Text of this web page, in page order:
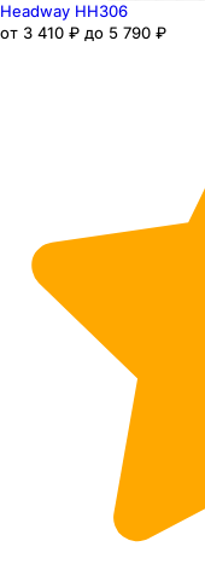
Headway HH306
от 3 410 ₽ до 5 790 ₽